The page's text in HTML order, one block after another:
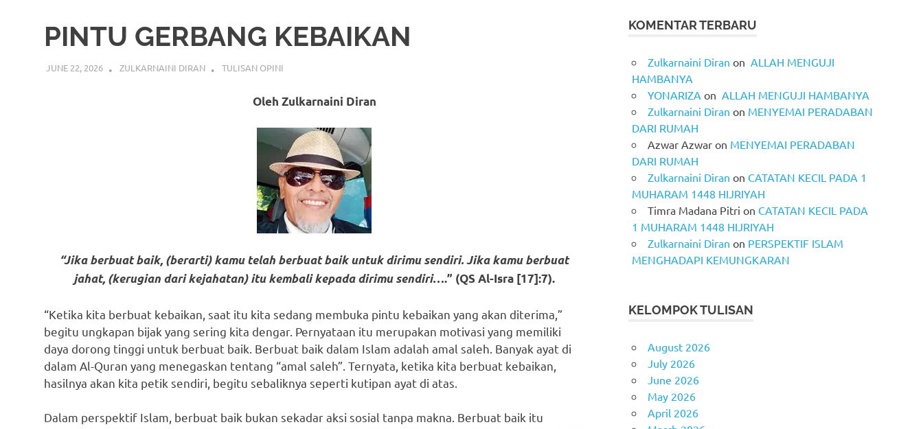
PINTU GERBANG KEBAIKAN
JUNE 22, 2026 ZULKARNAINI DIRAN TULISAN OPINI
Oleh Zulkarnaini Diran
“Jika berbuat baik, (berarti) kamu telah berbuat baik untuk dirimu sendiri. Jika kamu berbuat
jahat, (kerugian dari kejahatan) itu kembali kepada dirimu sendiri….” (QS Al-Isra [17]:7).
“Ketika kita berbuat kebaikan, saat itu kita sedang membuka pintu kebaikan yang akan diterima,”
begitu ungkapan bijak yang sering kita dengar. Pernyataan itu merupakan motivasi yang memiliki
daya dorong tinggi untuk berbuat baik. Berbuat baik dalam Islam adalah amal saleh. Banyak ayat di
dalam Al-Quran yang menegaskan tentang “amal saleh”. Ternyata, ketika kita berbuat kebaikan,
hasilnya akan kita petik sendiri, begitu sebaliknya seperti kutipan ayat di atas.
Dalam perspektif Islam, berbuat baik bukan sekadar aksi sosial tanpa makna. Berbuat baik itu
KOMENTAR TERBARU
Zulkarnaini Diran on ALLAH MENGUJI
HAMBANYA
YONARIZA on ALLAH MENGUJI HAMBANYA
Zulkarnaini Diran on MENYEMAI PERADABAN
DARI RUMAH
Azwar Azwar on MENYEMAI PERADABAN
DARI RUMAH
Zulkarnaini Diran on CATATAN KECIL PADA 1
MUHARAM 1448 HIJRIYAH
Timra Madana Pitri on CATATAN KECIL PADA
1 MUHARAM 1448 HIJRIYAH
Zulkarnaini Diran on PERSPEKTIF ISLAM
MENGHADAPI KEMUNGKARAN
KELOMPOK TULISAN
August 2026
July 2026
June 2026
May 2026
April 2026